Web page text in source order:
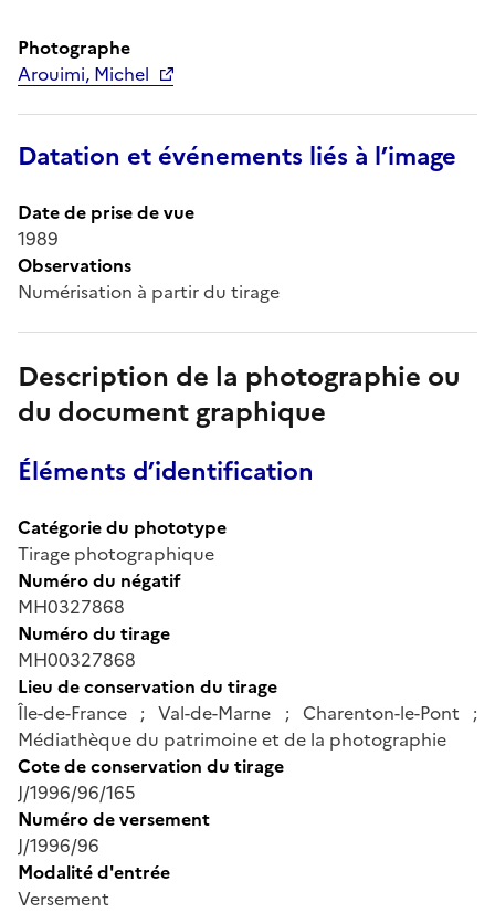
Photographe
Arouimi, Michel
Datation et événements liés à l’image
Date de prise de vue
1989
Observations
Numérisation à partir du tirage
Description de la photographie ou
du document graphique
Éléments d’identification
Catégorie du phototype
Tirage photographique
Numéro du négatif
MH0327868
Numéro du tirage
MH00327868
Lieu de conservation du tirage
Île-de-France ; Val-de-Marne ; Charenton-le-Pont ;
Médiathèque du patrimoine et de la photographie
Cote de conservation du tirage
J/1996/96/165
Numéro de versement
J/1996/96
Modalité d'entrée
Versement